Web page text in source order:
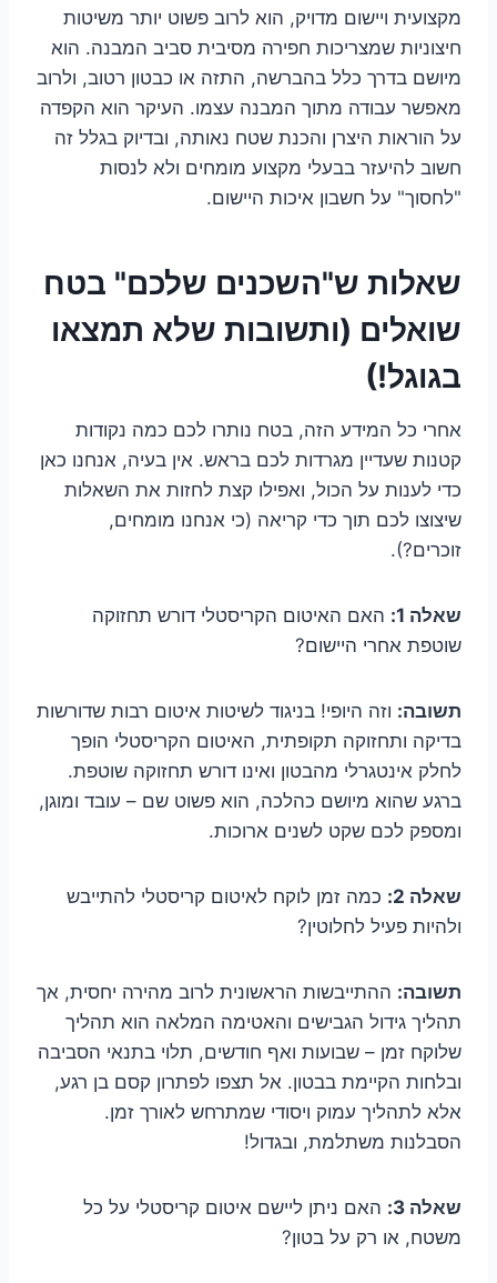
מקצועית ויישום מדויק, הוא לרוב פשוט יותר משיטות
חיצוניות שמצריכות חפירה מסיבית סביב המבנה. הוא
מיושם בדרך כלל בהברשה, התזה או כבטון רטוב, ולרוב
מאפשר עבודה מתוך המבנה עצמו. העיקר הוא הקפדה
על הוראות היצרן והכנת שטח נאותה, ובדיוק בגלל זה
חשוב להיעזר בבעלי מקצוע מומחים ולא לנסות
"לחסוך" על חשבון איכות היישום.
שאלות ש"השכנים שלכם" בטח
שואלים (ותשובות שלא תמצאו
בגוגל!)
אחרי כל המידע הזה, בטח נותרו לכם כמה נקודות
קטנות שעדיין מגרדות לכם בראש. אין בעיה, אנחנו כאן
כדי לענות על הכול, ואפילו קצת לחזות את השאלות
שיצוצו לכם תוך כדי קריאה (כי אנחנו מומחים,
זוכרים?).
שאלה 1:
האם האיטום הקריסטלי דורש תחזוקה
שוטפת אחרי היישום?
תשובה: וזה היופי! בניגוד לשיטות איטום רבות שדורשות
בדיקה ותחזוקה תקופתית, האיטום הקריסטלי הופך
לחלק אינטגרלי מהבטון ואינו דורש תחזוקה שוטפת.
ברגע שהוא מיושם כהלכה, הוא פשוט שם – עובד ומוגן,
ומספק לכם שקט לשנים ארוכות.
שאלה 2:
כמה זמן לוקח לאיטום קריסטלי להתייבש
ולהיות פעיל לחלוטין?
תשובה: ההתייבשות הראשונית לרוב מהירה יחסית, אך
תהליך גידול הגבישים והאטימה המלאה הוא תהליך
שלוקח זמן – שבועות ואף חודשים, תלוי בתנאי הסביבה
ובלחות הקיימת בבטון. אל תצפו לפתרון קסם בן רגע,
אלא לתהליך עמוק ויסודי שמתרחש לאורך זמן.
הסבלנות משתלמת, ובגדול!
שאלה 3:
האם ניתן ליישם איטום קריסטלי על כל
משטח, או רק על בטון?